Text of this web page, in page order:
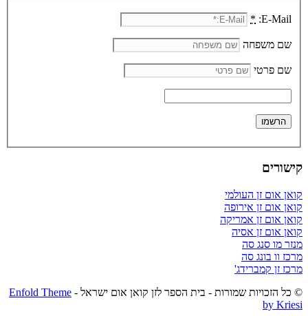
E-Mail:
*
שם משפחה
שם פרטי
קישורים
קואן אום זן העולמי
קואן אום זן אירופה
קואן אום זן אמריקה
קואן אום זן אסיה
מנזר מו סנג סה
מרכז וו בונג סה
מרכז זן קמברידג'
© כל הזכויות שמורות - בית הספר לזן קואן אום ישראל - Enfold Theme
by Kriesi